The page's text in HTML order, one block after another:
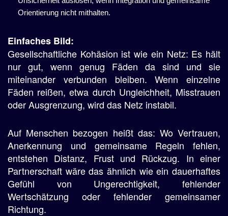
Orientierung nicht mithalten.
Einfaches Bild:
Gesellschaftliche Kohäsion ist wie ein Netz: Es hält
nur gut, wenn genug Fäden da sind und sie
miteinander verbunden bleiben. Wenn einzelne
Fäden reißen, etwa durch Ungleichheit, Misstrauen
oder Ausgrenzung, wird das Netz instabil.
Auf Menschen bezogen heißt das: Wo Vertrauen,
Anerkennung und gemeinsame Regeln fehlen,
entstehen Distanz, Frust und Rückzug. In einer
Partnerschaft wäre das ähnlich wie ein dauerhaftes
Gefühl von Ungerechtigkeit, fehlender
Wertschätzung oder fehlender gemeinsamer
Richtung.